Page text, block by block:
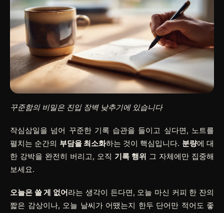
꾸준함의 비밀은 진입 장벽 낮추기에 있습니다
작심삼일을 넘어 꾸준한 기록 습관을 들이고 싶다면, 노트를
펼치는 순간의 부담을 최소화하는 것이 핵심입니다. 분량에 대
한 강박을 완전히 버리고, 오직 기록 행위 그 자체에만 집중해
보세요.
오늘은 쓸 게 없어라는 생각이 든다면, 오늘 마신 커피 한 잔의
짧은 감상이나, 오늘 날씨가 어땠는지 한두 단어만 적어도 좋